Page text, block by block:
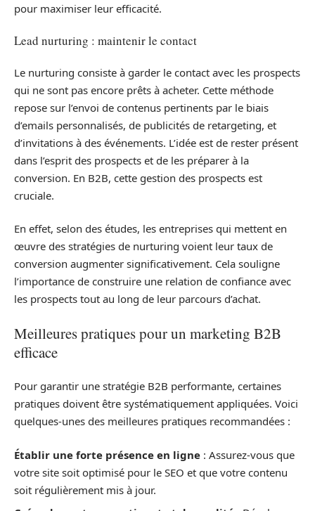
pour maximiser leur efficacité.
Lead nurturing : maintenir le contact
Le nurturing consiste à garder le contact avec les prospects
qui ne sont pas encore prêts à acheter. Cette méthode
repose sur l’envoi de contenus pertinents par le biais
d’emails personnalisés, de publicités de retargeting, et
d’invitations à des événements. L’idée est de rester présent
dans l’esprit des prospects et de les préparer à la
conversion. En B2B, cette gestion des prospects est
cruciale.
En effet, selon des études, les entreprises qui mettent en
œuvre des stratégies de nurturing voient leur taux de
conversion augmenter significativement. Cela souligne
l’importance de construire une relation de confiance avec
les prospects tout au long de leur parcours d’achat.
Meilleures pratiques pour un marketing B2B
efficace
Pour garantir une stratégie B2B performante, certaines
pratiques doivent être systématiquement appliquées. Voici
quelques-unes des meilleures pratiques recommandées :
Établir une forte présence en ligne : Assurez-vous que
votre site soit optimisé pour le SEO et que votre contenu
soit régulièrement mis à jour.